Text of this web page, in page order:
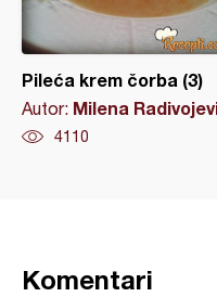
Pileća krem čorba (3)
Autor: Milena
4110
Komentari